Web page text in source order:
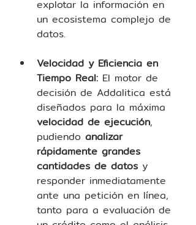
explotar la información en
un ecosistema complejo de
datos.
Velocidad y Eficiencia en
Tiempo Real: El motor de
decisión de Addalitica está
diseñados para la máxima
velocidad de ejecución,
pudiendo analizar
rápidamente grandes
cantidades de datos y
responder inmediatamente
ante una petición en línea,
tanto para a evaluación de